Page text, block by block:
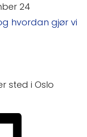
24
hvordan gjør vi
sted i Oslo